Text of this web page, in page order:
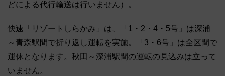
どによる代行輸送は行いません）。
快速「リゾートしらかみ」は、「1・2・4・5号」は深浦
～青森駅間で折り返し運転を実施。「3・6号」は全区間で
運休となります。秋田～深浦駅間の運転の見込みは立って
いません。